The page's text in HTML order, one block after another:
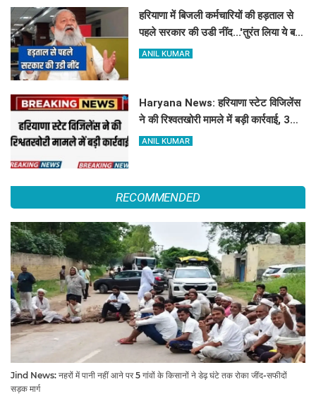
हरियाणा में बिजली कर्मचारियों की हड़ताल से
पहले सरकार की उडी नींद...'तुरंत लिया ये बड़ा
फेंसला
ANIL KUMAR
Haryana News: हरियाणा स्टेट विजिलेंस
ने की रिश्वतखोरी मामले में बड़ी कार्रवाई, 3
हजार की रिश्वत के साथ आरोपी पकड़ा रंगे
ANIL KUMAR
RECOMMENDED
Jind News: नहरों में पानी नहीं आने पर 5 गांवों के किसानों ने डेढ़ घंटे तक रोका जींद-सफीदों
सड़क मार्ग